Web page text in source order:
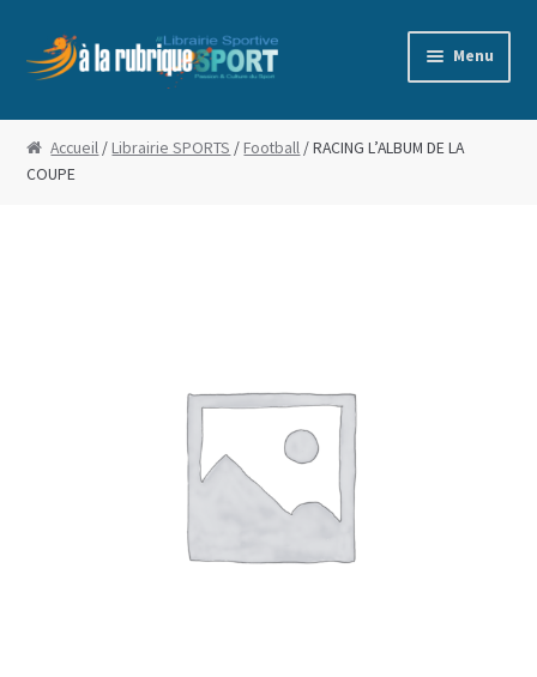
Aller
à
Aller
au
Menu
Accueil
Blog
Accueil / Librairie SPORTS / Football / RACING L’ALBUM DE LA
COUPE